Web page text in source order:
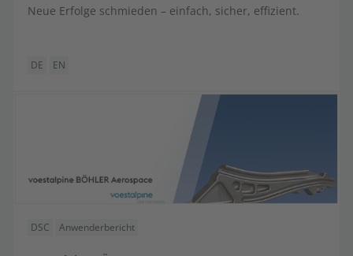
Neue Erfolge schmieden – einfach, sicher, effizient.
DE EN
DSC Anwenderbericht